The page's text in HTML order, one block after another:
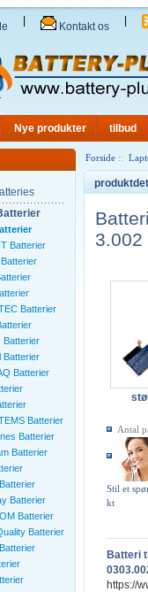
Kontakt os
Nye produkter tilbud
Batterier
Batterier
Batterier
Batterier
Batterier
Batterier
Batterier
Batterier
Batterier
Batterier
Batterier
Forside ::
3.002
Antal
Stil et
kt
Batteri
https://